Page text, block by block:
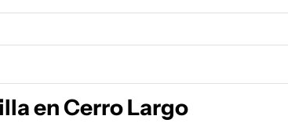
en Cerro Largo